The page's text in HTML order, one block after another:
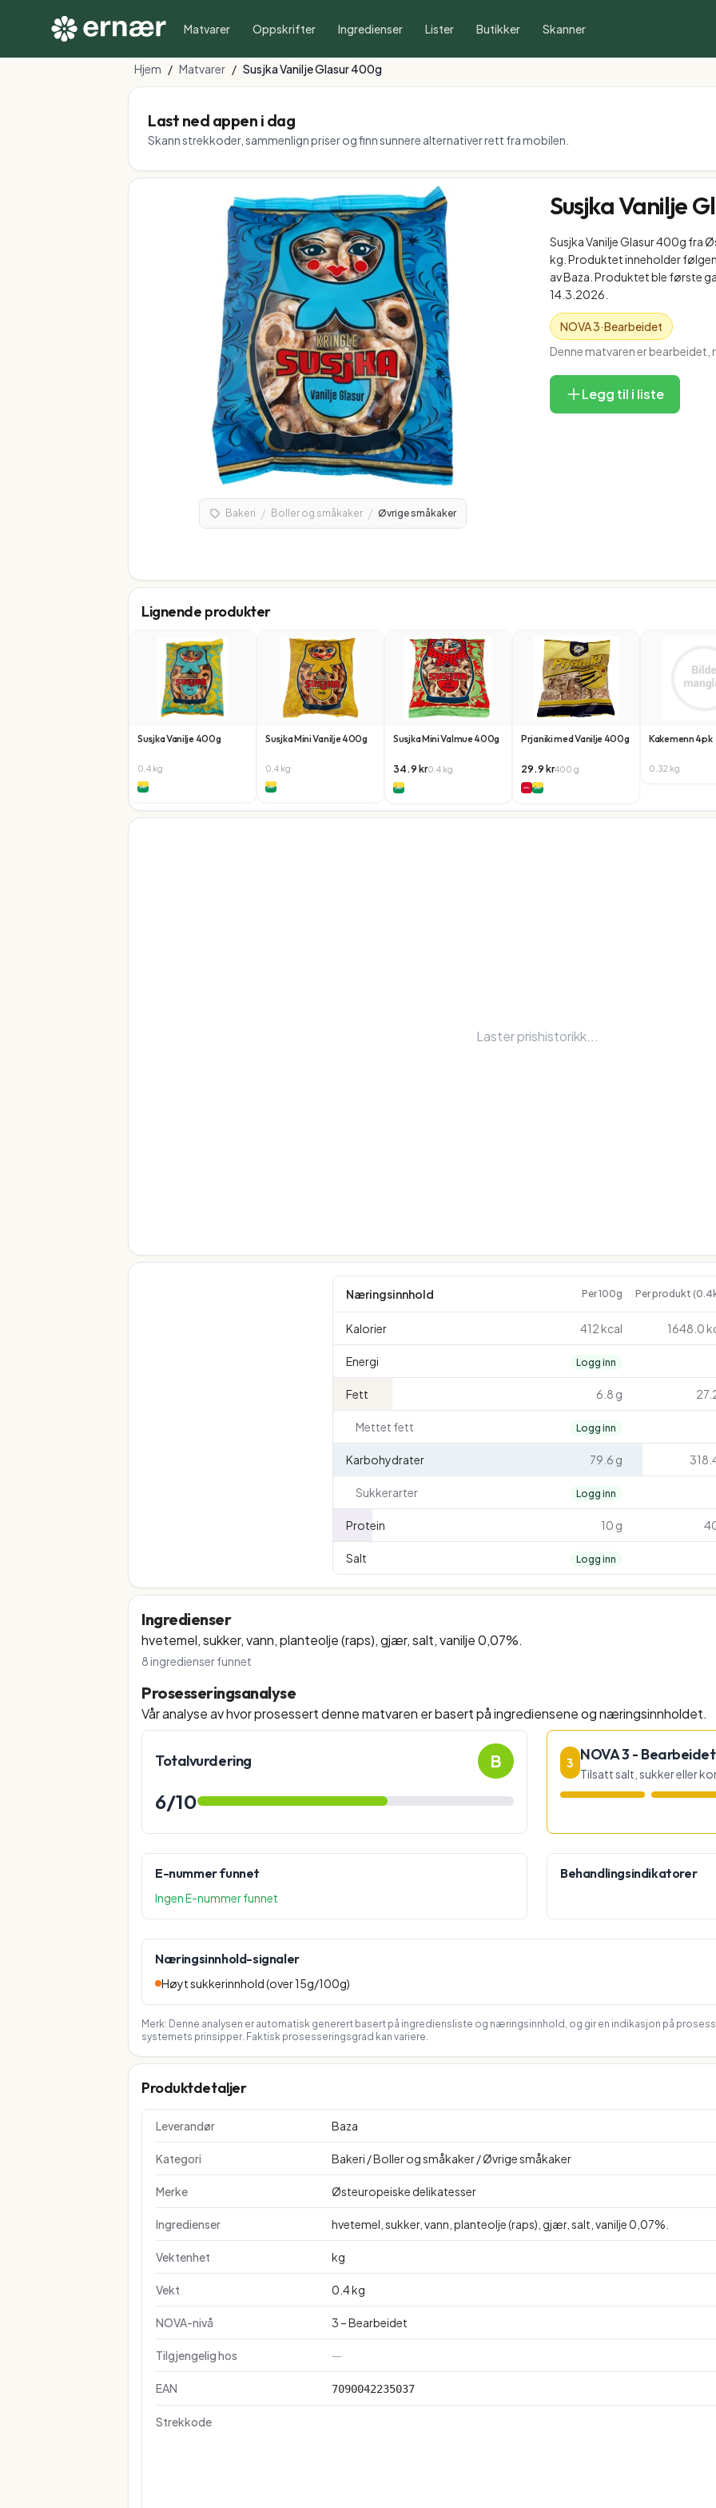
Matvarer Oppskrifter Ingredienser Lister Butikker Skanner
Hjem / Matvarer / Susjka Vanilje Glasur 400g
Last ned appen i dag
Skann strekkoder, sammenlign priser og finn sunnere alternativer rett fra mobilen.
Bakeri / Boller og småkaker / Øvrige småkaker
Susjka Vanilje
Susjka Vanilje Glasur 400g fra
kg. Produktet inneholder
av Baza. Produktet ble første
14.3.2026.
NOVA3·Bearbeidet
Denne matvaren er bearbeidet,
Legg til i liste
Lignende produkter
Susjka Vanilje 400g
0.4 kg
Susjka Mini Vanilje 400g
0.4 kg
Susjka Mini Valmue 400g
34.9 kr0.4 kg
Prjaniki med Vanilje 400g
29.9 kr400 g
Kakemenn 4pk
0.32 kg
Laster prishistorikk...
Næringsinnhold Per 100g Per produkt
Kalorier 412 kcal 1648.0
Energi Logg inn
Fett 6.8 g
Mettet fett Logg inn
Karbohydrater 79.6 g
Sukkerarter Logg inn
Protein 10 g
Salt Logg inn
Ingredienser
hvetemel, sukker, vann, planteolje (raps), gjær, salt, vanilje 0,07%.
8 ingredienser funnet
Prosesseringsanalyse
Vår analyse av hvor prosessert denne matvaren er basert på ingrediensene og næringsinnholdet.
Totalvurdering B
6/10
3 NOVA 3 - Bearbeidet
Tilsatt salt, sukker eller
E-nummer funnet
Ingen E-nummer funnet
Behandlingsindikatorer
Næringsinnhold-signaler
Høyt sukkerinnhold (over 15g/100g)
Merk: Denne analysen er automatisk generert basert på ingrediensliste og næringsinnhold, og gir en indikasjon på
systemets prinsipper. Faktisk prosesseringsgrad kan variere.
Produktdetaljer
Leverandør Baza
Kategori Bakeri / Boller og småkaker / Øvrige småkaker
Merke Østeuropeiske delikatesser
Ingredienser hvetemel, sukker, vann, planteolje (raps), gjær, salt, vanilje 0,07%.
Vektenhet kg
Vekt 0.4 kg
NOVA-nivå 3 – Bearbeidet
Tilgjengelig hos —
EAN 7090042235037
Strekkode